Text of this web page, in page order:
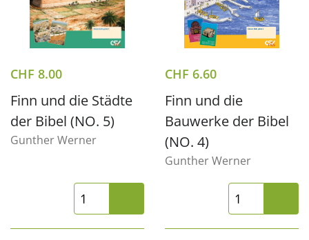
CHF 8.00
Finn und die Städte
der Bibel (NO. 5)
Gunther Werner
CHF 6.60
Finn und die
Bauwerke der Bibel
(NO. 4)
Gunther Werner